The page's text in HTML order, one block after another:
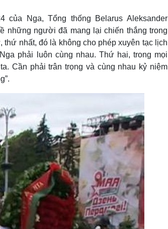
Nga, Tổng thống Belarus Aleksander
những người đã mang lại chiến thắng trong
nhất, đó là không cho phép xuyên tạc lịch
phải luôn cùng nhau. Thứ hai, trong mọi
Cần phải trân trọng và cùng nhau kỷ niệm